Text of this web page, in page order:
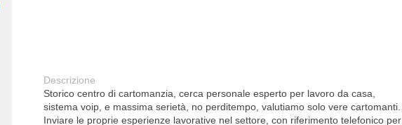
Descrizione
Storico centro di cartomanzia, cerca personale esperto per lavoro da casa,
sistema voip, e massima serietà, no perditempo, valutiamo solo vere cartomanti.
Inviare le proprie esperienze lavorative nel settore, con riferimento telefonico per